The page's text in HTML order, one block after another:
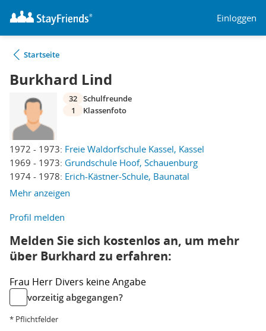
Einloggen
Startseite
Burkhard Lind
1972 - 1973: Freie Waldorfschule Kassel, Kassel
1969 - 1973: Grundschule Hoof, Schauenburg
1974 - 1978: Erich-Kästner-Schule, Baunatal
Mehr anzeigen
32 Schulfreunde
1
Klassenfoto
Profil melden
Melden Sie sich kostenlos an, um mehr
über Burkhard zu erfahren:
Frau Herr Divers keine Angabe
vorzeitig abgegangen?
* Pflichtfelder